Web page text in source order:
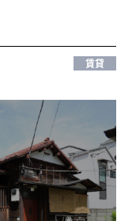
賃貸